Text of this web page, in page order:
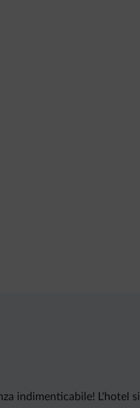
indimenticabile! L'hotel